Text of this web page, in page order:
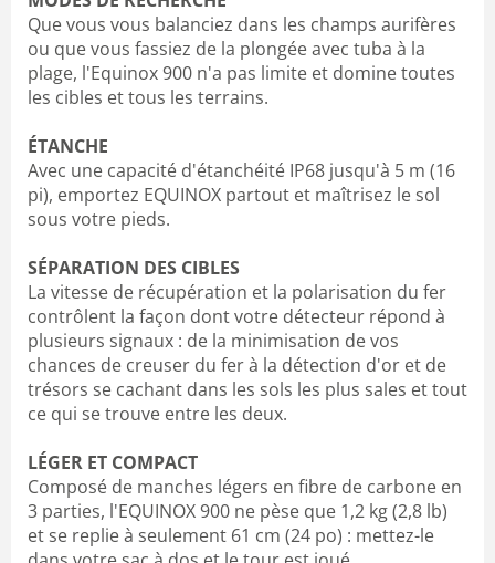
Que vous vous balanciez dans les champs aurifères
ou que vous fassiez de la plongée avec tuba à la
plage, l'Equinox 900 n'a pas limite et domine toutes
les cibles et tous les terrains.
ÉTANCHE
Avec une capacité d'étanchéité IP68 jusqu'à 5 m (16
pi), emportez EQUINOX partout et maîtrisez le sol
sous votre pieds.
SÉPARATION DES CIBLES
La vitesse de récupération et la polarisation du fer
contrôlent la façon dont votre détecteur répond à
plusieurs signaux : de la minimisation de vos
chances de creuser du fer à la détection d'or et de
trésors se cachant dans les sols les plus sales et tout
ce qui se trouve entre les deux.
LÉGER ET COMPACT
Composé de manches légers en fibre de carbone en
3 parties, l'EQUINOX 900 ne pèse que 1,2 kg (2,8 lb)
et se replie à seulement 61 cm (24 po) : mettez-le